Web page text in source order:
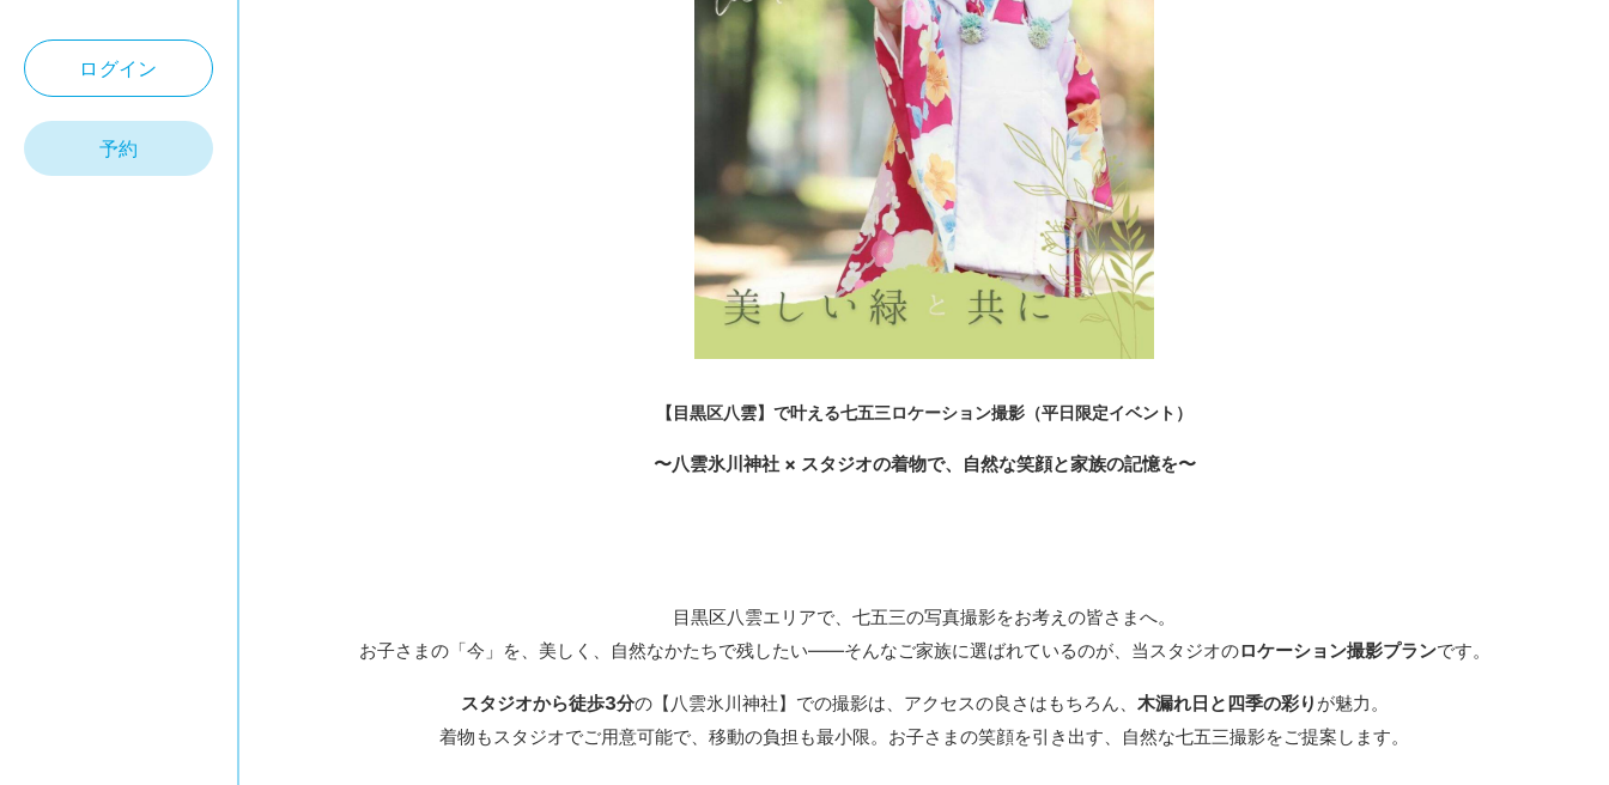
ログイン
予約
【目黒区八雲】で叶える七五三ロケーション撮影（平日限定イベント）
〜八雲氷川神社 × スタジオの着物で、自然な笑顔と家族の記憶を〜
目黒区八雲エリアで、七五三の写真撮影をお考えの皆さまへ。
お子さまの「今」を、美しく、自然なかたちで残したい――そんなご家族に選ばれているのが、当スタジオのロケーション撮影プランです。
スタジオから徒歩3分の【八雲氷川神社】での撮影は、アクセスの良さはもちろん、 木漏れ日と四季の彩り が魅力。
着物もスタジオでご用意可能で、移動の負担も最小限。お子さまの笑顔を引き出す、自然な七五三撮影をご提案します。